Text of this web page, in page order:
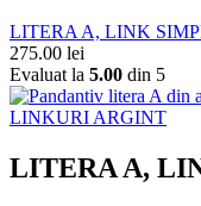
LITERA A, LINK
275.00 lei
Evaluat la 5.00 din 5
LINKURI ARGINT
LITERA A,